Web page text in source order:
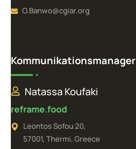
O.Banwo@cgiar.org
Kommunikationsmanager
Natassa Koufaki
reframe.food
Leontos Sofou 20,
57001, Thermi, Greece